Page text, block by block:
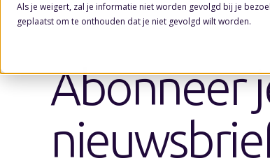
Als je weigert, zal je informatie niet worden gevolgd bij je
geplaatst om te onthouden dat je niet gevolgd wilt worden.
Abonneer